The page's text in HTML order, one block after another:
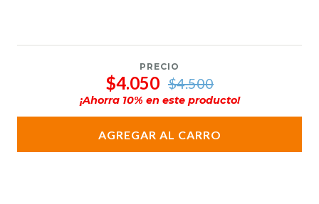
PRECIO
$4.050 $4.500
¡Ahorra 10% en este producto!
AGREGAR AL CARRO